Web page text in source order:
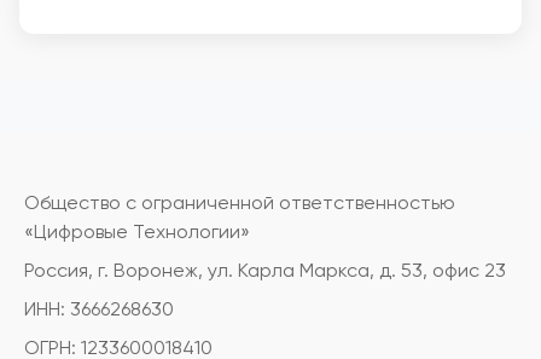
Общество с ограниченной ответственностью
«Цифровые Технологии»
Россия, г. Воронеж, ул. Карла Маркса, д. 53, офис 23
ИНН: 3666268630
ОГРН: 1233600018410